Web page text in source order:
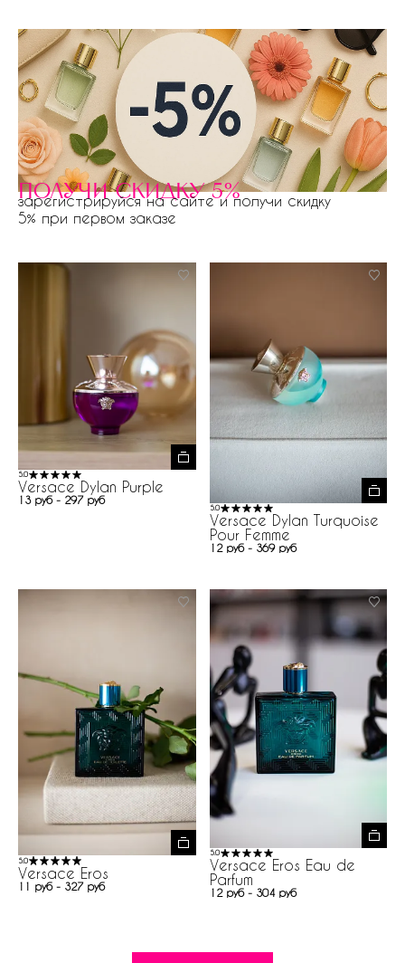
получи скидку 5%
зарегистрируйся на сайте и получи скидку
5% при первом заказе
5.0
Versace Dylan Purple
13 руб - 297 руб
5.0
Versace Dylan Turquoise
Pour Femme
12 руб - 369 руб
5.0
Versace Eros
11 руб - 327 руб
5.0
Versace Eros Eau de
Parfum
12 руб - 304 руб